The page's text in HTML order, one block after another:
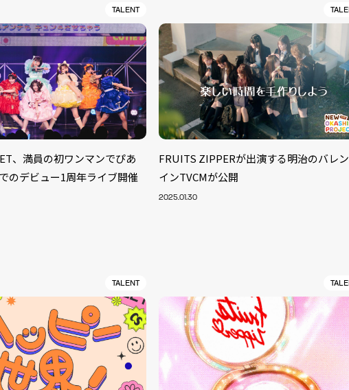
TALENT
、満員の初ワンマンでぴあ
のデビュー1周年ライブ開催
FRUITS ZIPPERが出演する明治のバレ
インTVCMが公開
2025.01.30
TALENT